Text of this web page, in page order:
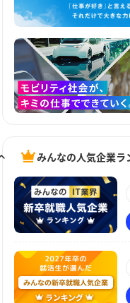
みんなの人気企業ラ